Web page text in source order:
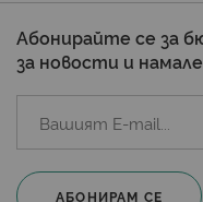
Абонирайте се за
за новости и
АБОНИРАМ СЕ